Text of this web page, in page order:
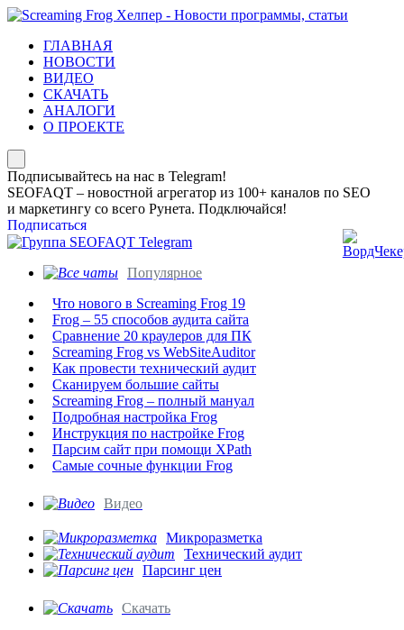
ГЛАВНАЯ
НОВОСТИ
ВИДЕО
СКАЧАТЬ
АНАЛОГИ
О ПРОЕКТЕ
Подписывайтесь на нас в Telegram!
SEOFAQT – новостной агрегатор из 100+ каналов по SEO
и маркетингу со всего Рунета. Подключайся!
Подписаться
Популярное
Что нового в Screaming Frog 19
Frog – 55 способов аудита сайта
Сравнение 20 краулеров для ПК
Screaming Frog vs WebSiteAuditor
Как провести технический аудит
Сканируем большие сайты
Screaming Frog – полный мануал
Подробная настройка Frog
Инструкция по настройке Frog
Парсим сайт при помощи XPath
Самые сочные функции Frog
Видео
Микроразметка
Технический аудит
Парсинг цен
Скачать